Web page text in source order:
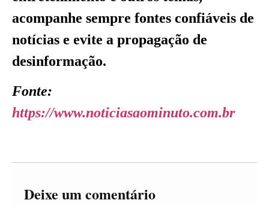
acompanhe sempre fontes confiáveis de
notícias e evite a propagação de
desinformação.
Fonte:
https://www.noticiasaominuto.com.br
Deixe um comentário